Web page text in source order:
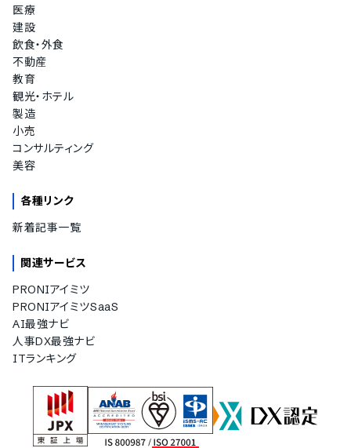
医療
建設
飲食・外食
不動産
教育
観光・ホテル
製造
小売
コンサルティング
美容
各種リンク
新着記事一覧
関連サービス
PRONIアイミツ
PRONIアイミツSaaS
AI最強ナビ
人事DX最強ナビ
ITランキング